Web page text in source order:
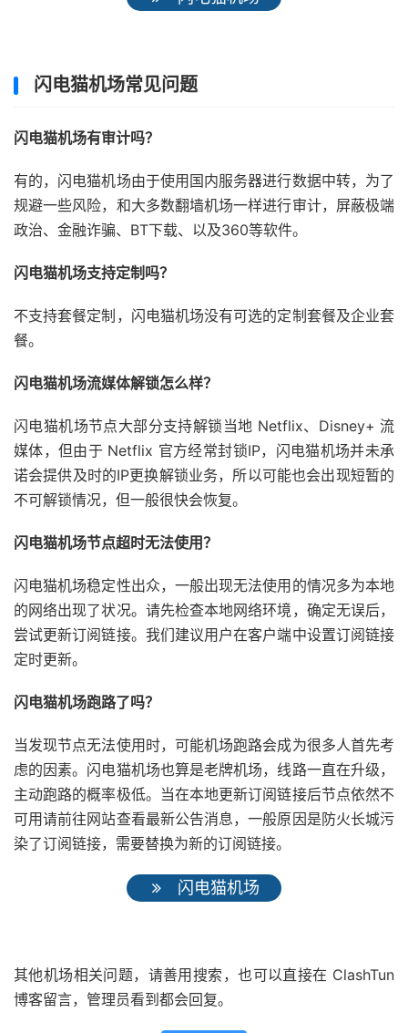
闪电猫机场常见问题
闪电猫机场有审计吗？
有的，闪电猫机场由于使用国内服务器进行数据中转，为了
规避一些风险，和大多数翻墙机场一样进行审计，屏蔽极端
政治、金融诈骗、BT下载、以及360等软件。
闪电猫机场支持定制吗？
不支持套餐定制，闪电猫机场没有可选的定制套餐及企业套
餐。
闪电猫机场流媒体解锁怎么样？
闪电猫机场节点大部分支持解锁当地 Netflix、Disney+ 流
媒体，但由于 Netflix 官方经常封锁IP，闪电猫机场并未承
诺会提供及时的IP更换解锁业务，所以可能也会出现短暂的
不可解锁情况，但一般很快会恢复。
闪电猫机场节点超时无法使用？
闪电猫机场稳定性出众，一般出现无法使用的情况多为本地
的网络出现了状况。请先检查本地网络环境，确定无误后，
尝试更新订阅链接。我们建议用户在客户端中设置订阅链接
定时更新。
闪电猫机场跑路了吗？
当发现节点无法使用时，可能机场跑路会成为很多人首先考
虑的因素。闪电猫机场也算是老牌机场，线路一直在升级，
主动跑路的概率极低。当在本地更新订阅链接后节点依然不
可用请前往网站查看最新公告消息，一般原因是防火长城污
染了订阅链接，需要替换为新的订阅链接。
闪电猫机场
其他机场相关问题，请善用搜索，也可以直接在 ClashTun
博客留言，管理员看到都会回复。